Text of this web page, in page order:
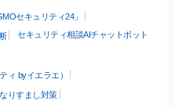
セキュリティ24」
セキュリティ相談AIチャットボット
ィ byイエラエ）
なりすまし対策